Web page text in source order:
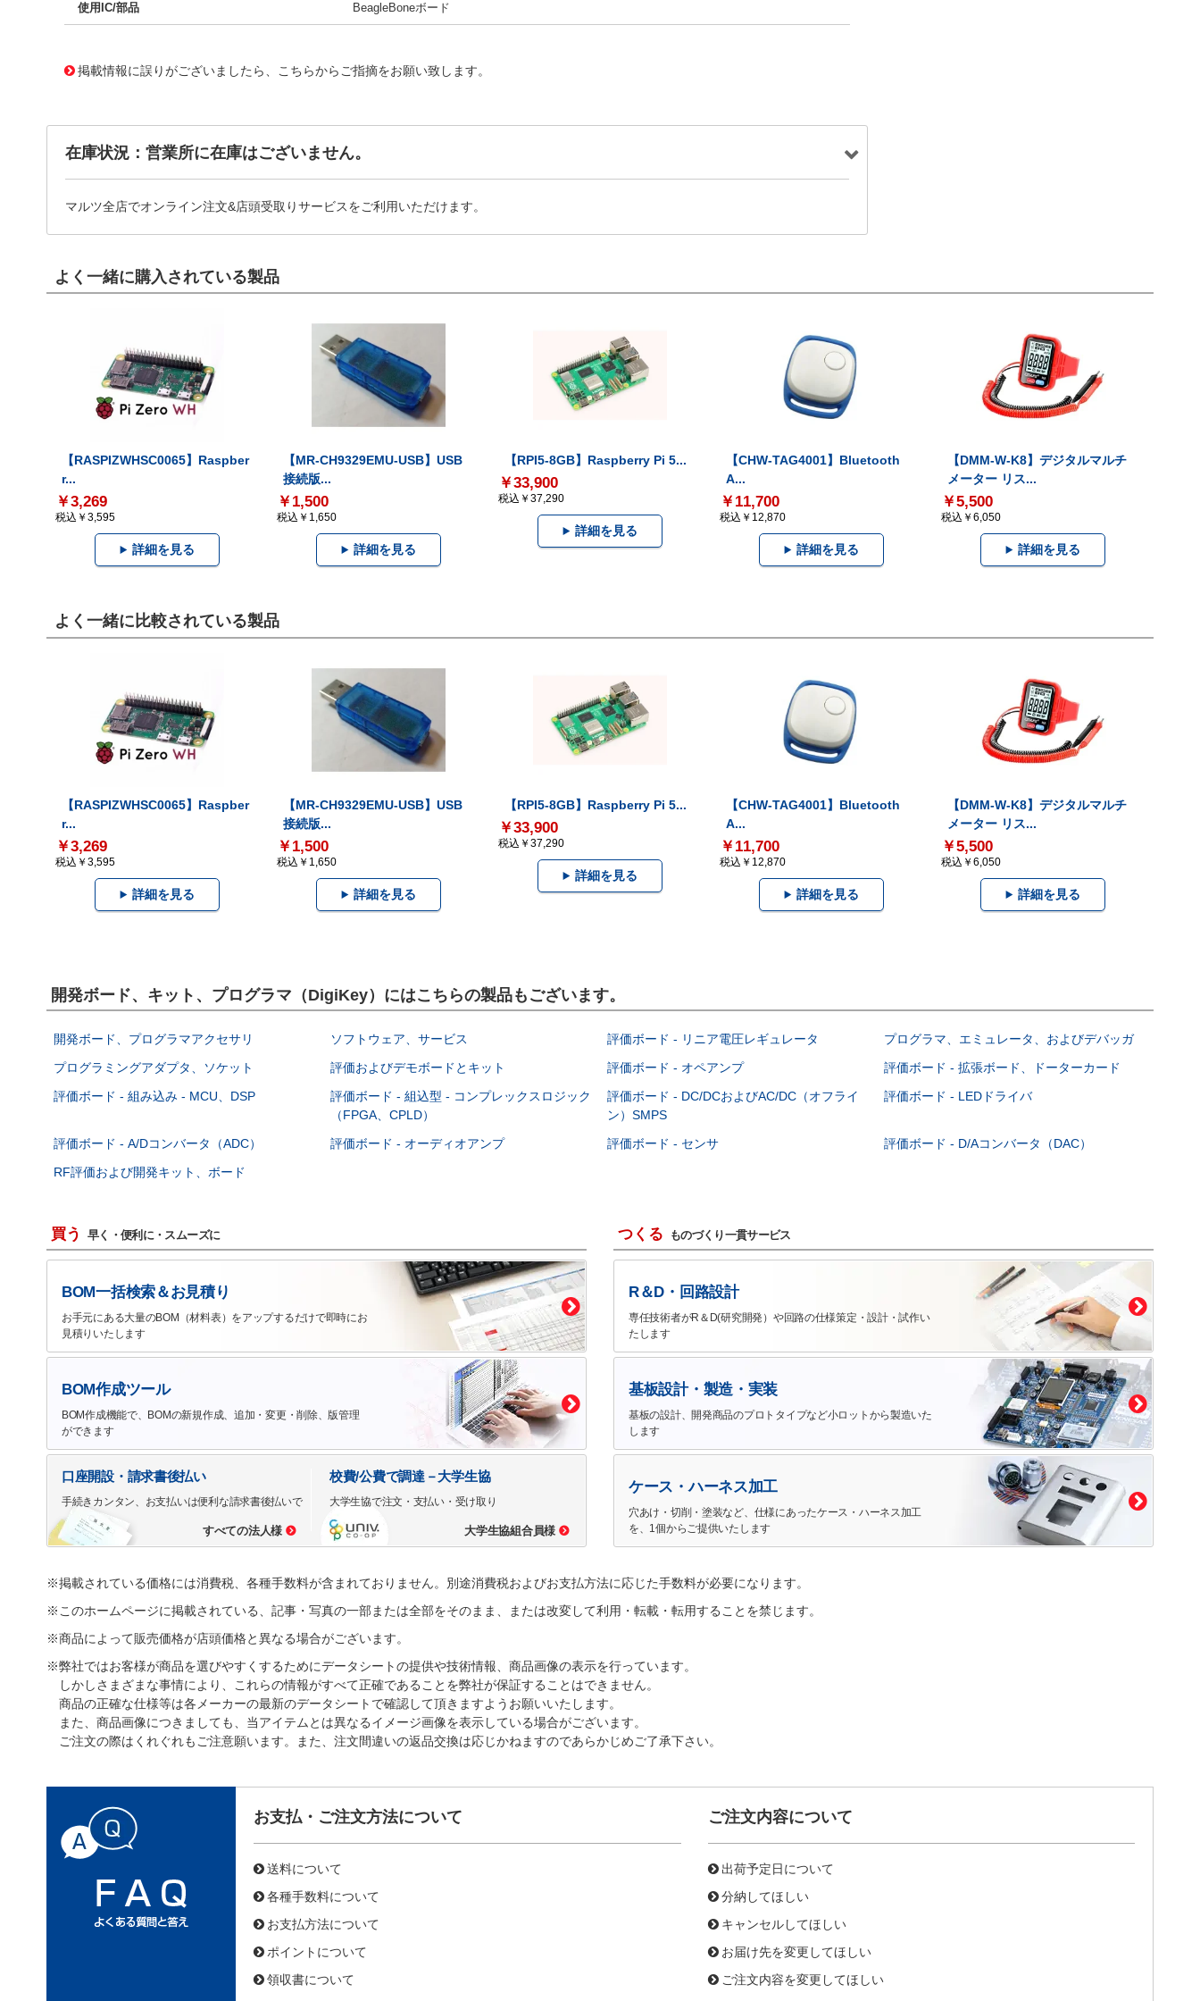
使用IC/部品 BeagleBoneボード
掲載情報に誤りがございましたら、こちらからご指摘をお願い致します。
在庫状況：営業所に在庫はございません。
マルツ全店でオンライン注文&店頭受取りサービスをご利用いただけます。
よく一緒に購入されている製品
【RASPIZWHSC0065】Raspber
r...
￥3,269
税込￥3,595
詳細を見る
【MR-CH9329EMU-USB】USB
接続版...
￥1,500
税込￥1,650
詳細を見る
【RPI5-8GB】Raspberry Pi 5...
￥33,900
税込￥37,290
詳細を見る
【CHW-TAG4001】Bluetooth
A...
￥11,700
税込￥12,870
詳細を見る
【DMM-W-K8】デジタルマルチ
メーター リス...
￥5,500
税込￥6,050
詳細を見る
よく一緒に比較されている製品
【RASPIZWHSC0065】Raspber
r...
￥3,269
税込￥3,595
詳細を見る
【MR-CH9329EMU-USB】USB
接続版...
￥1,500
税込￥1,650
詳細を見る
【RPI5-8GB】Raspberry Pi 5...
￥33,900
税込￥37,290
詳細を見る
【CHW-TAG4001】Bluetooth
A...
￥11,700
税込￥12,870
詳細を見る
【DMM-W-K8】デジタルマルチ
メーター リス...
￥5,500
税込￥6,050
詳細を見る
開発ボード、キット、プログラマ（DigiKey）にはこちらの製品もございます。
開発ボード、プログラマアクセサリ ソフトウェア、サービス 評価ボード - リニア電圧レギュレータ
プログラマ、エミュレータ、およびデバッガ
プログラミングアダプタ、ソケット
評価およびデモボードとキット 評価ボード - オペアンプ
評価ボード - 拡張ボード、ドーターカード
評価ボード - 組み込み - MCU、DSP
評価ボード - 組込型 - コンプレックスロジック
（FPGA、CPLD）
評価ボード - DC/DCおよびAC/DC（オフライ
ン）SMPS
評価ボード - LEDドライバ
評価ボード - A/Dコンバータ（ADC） 評価ボード - オーディオアンプ 評価ボード - センサ
評価ボード - D/Aコンバータ（DAC）
RF評価および開発キット、ボード
買う 早く・便利に・スムーズに
BOM一括検索＆お見積り
お手元にある大量のBOM（材料表）をアップするだけで即時にお
見積りいたします
BOM作成ツール
BOM作成機能で、BOMの新規作成、追加・変更・削除、版管理
ができます
口座開設・請求書後払い
手続きカンタン、お支払いは便利な請求書後払いで
すべての法人様
校費/公費で調達－大学生協
大学生協で注文・支払い・受け取り
大学生協組合員様
つくる ものづくり一貫サービス
R＆D・回路設計
専任技術者がR＆D(研究開発）や回路の仕様策定・設計・試作い
たします
基板設計・製造・実装
基板の設計、開発商品のプロトタイプなど小ロットから製造いた
します
ケース・ハーネス加工
穴あけ・切削・塗装など、仕様にあったケース・ハーネス加工
を、1個からご提供いたします
※掲載されている価格には消費税、各種手数料が含まれておりません。別途消費税およびお支払方法に応じた手数料が必要になります。
※このホームページに掲載されている、記事・写真の一部または全部をそのまま、または改変して利用・転載・転用することを禁じます。
※商品によって販売価格が店頭価格と異なる場合がございます。
※弊社ではお客様が商品を選びやすくするためにデータシートの提供や技術情報、商品画像の表示を行っています。
しかしさまざまな事情により、これらの情報がすべて正確であることを弊社が保証することはできません。
商品の正確な仕様等は各メーカーの最新のデータシートで確認して頂きますようお願いいたします。
また、商品画像につきましても、当アイテムとは異なるイメージ画像を表示している場合がございます。
ご注文の際はくれぐれもご注意願います。また、注文間違いの返品交換は応じかねますのであらかじめご了承下さい。
お支払・ご注文方法について
送料について
各種手数料について
お支払方法について
ポイントについて
領収書について
ご注文内容について
出荷予定日について
分納してほしい
キャンセルしてほしい
お届け先を変更してほしい
ご注文内容を変更してほしい